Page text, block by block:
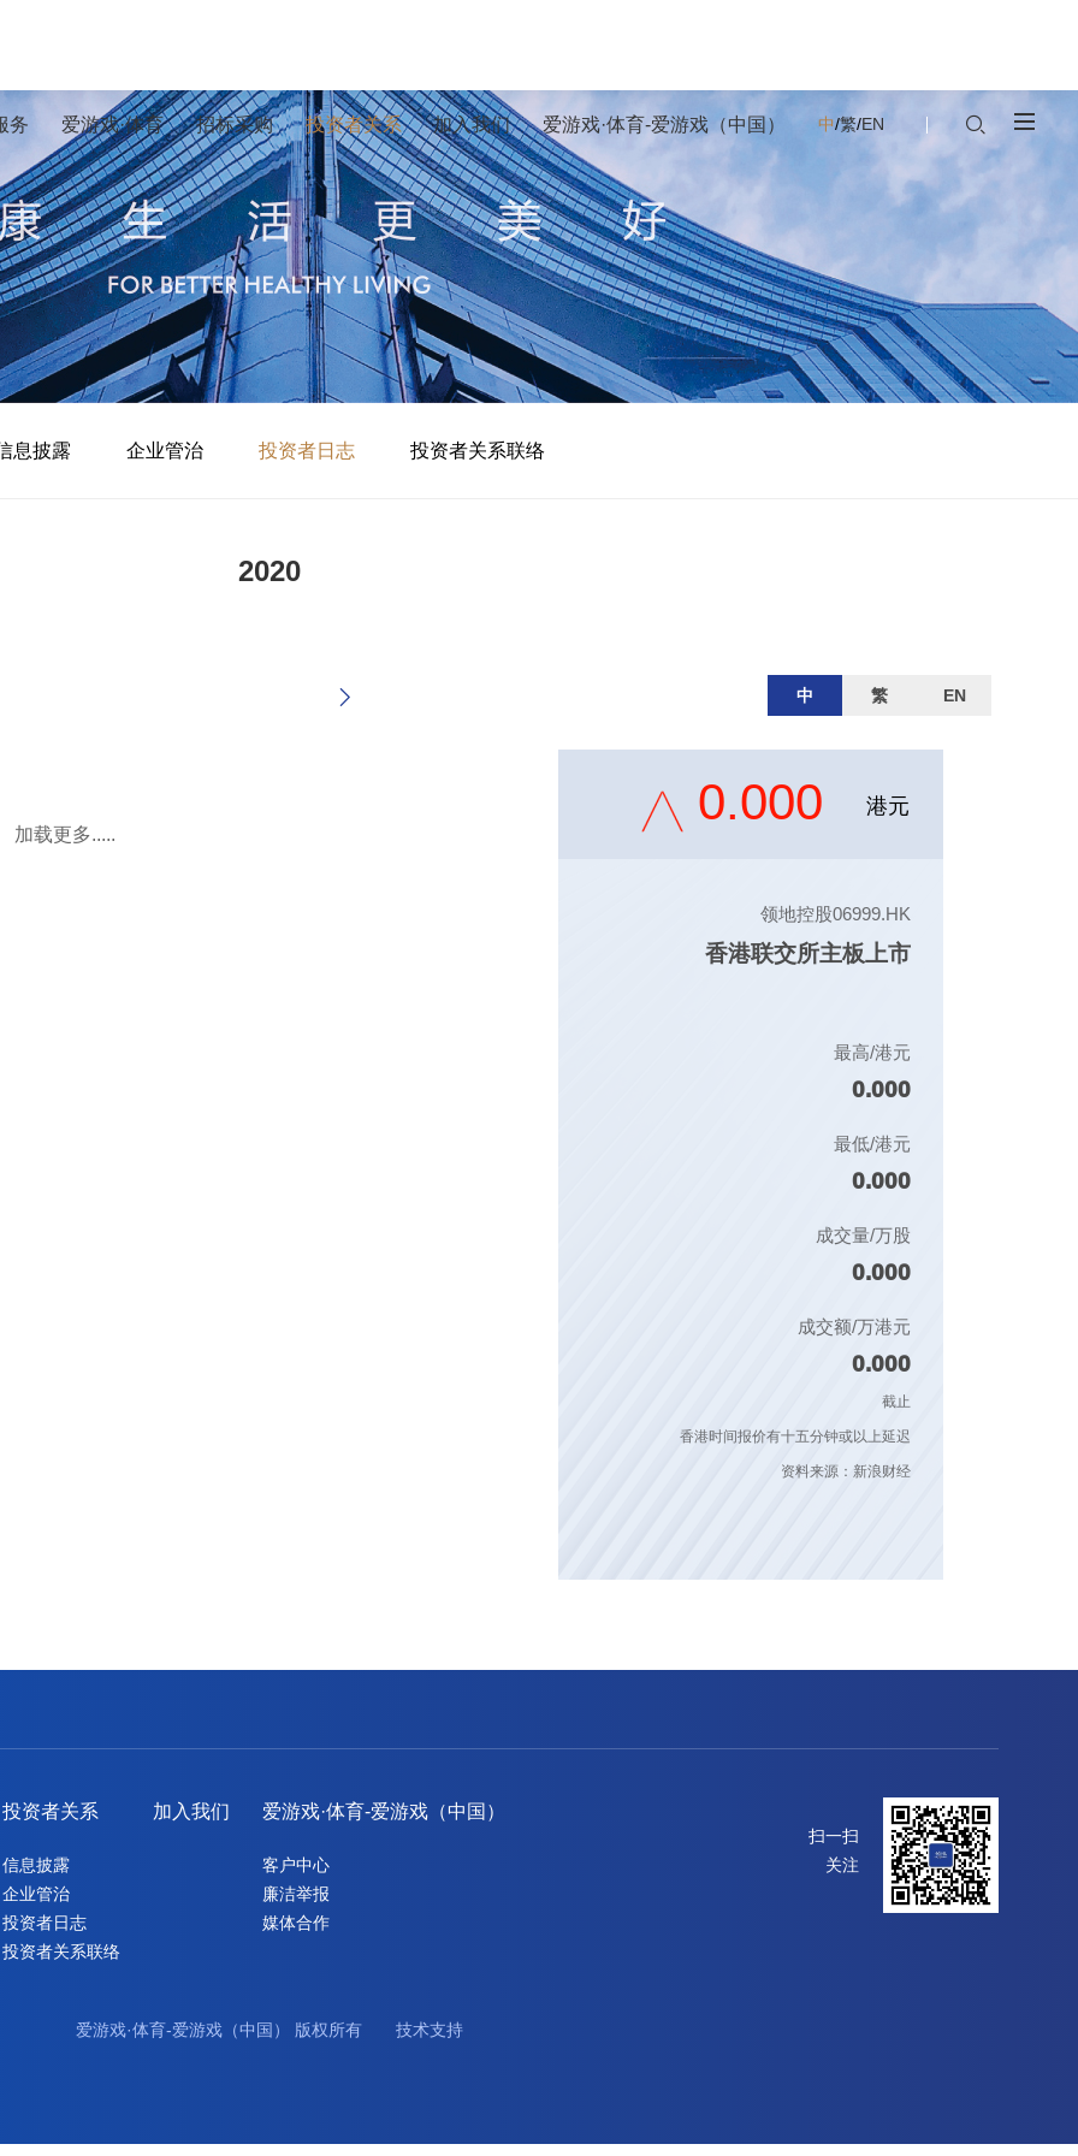
务 爱游戏·体育 招标采购 投资者关系 加入我们 爱游戏·体育-爱游戏（中国） 中/繁/EN
息披露 企业管治 投资者日志 投资者关系联络
2020
中 繁 EN
加载更多.....
0.000 港元
领地控股06999.HK
香港联交所主板上市
最高/港元
0.000
最低/港元
0.000
成交量/万股
0.000
成交额/万港元
0.000
截止
香港时间报价有十五分钟或以上延迟
资料来源：新浪财经
投资者关系
信息披露
企业管治
投资者日志
投资者关系联络
加入我们 爱游戏·体育-爱游戏（中国）
客户中心
廉洁举报
媒体合作
扫一扫
关注
爱游戏·体育-爱游戏（中国） 版权所有 技术支持